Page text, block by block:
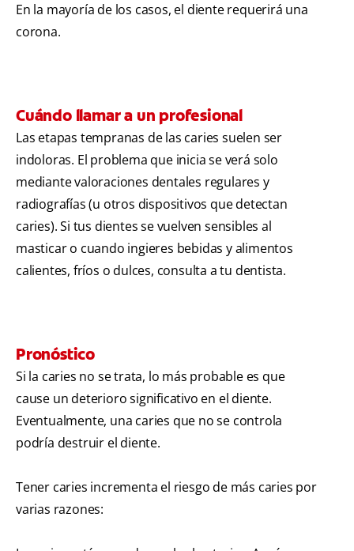
En la mayoría de los casos, el diente requerirá una
corona.
Cuándo llamar a un profesional
Las etapas tempranas de las caries suelen ser
indoloras. El problema que inicia se verá solo
mediante valoraciones dentales regulares y
radiografías (u otros dispositivos que detectan
caries). Si tus dientes se vuelven sensibles al
masticar o cuando ingieres bebidas y alimentos
calientes, fríos o dulces, consulta a tu dentista.
Pronóstico
Si la caries no se trata, lo más probable es que
cause un deterioro significativo en el diente.
Eventualmente, una caries que no se controla
podría destruir el diente.
Tener caries incrementa el riesgo de más caries por
varias razones: